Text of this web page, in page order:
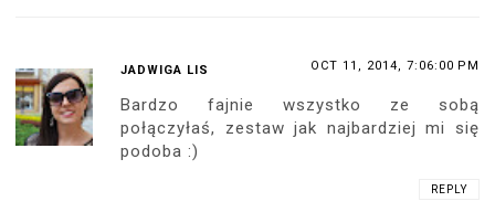
JADWIGA LIS OCT 11, 2014, 7:06:00 PM
Bardzo fajnie wszystko ze sobą
połączyłaś, zestaw jak najbardziej mi się
podoba :)
REPLY